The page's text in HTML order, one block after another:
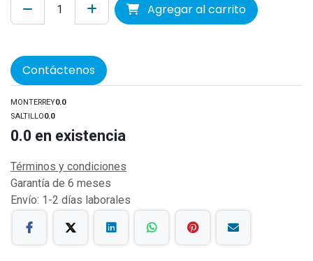
Agregar al carrito
Contáctenos
MONTERREY0.0
SALTILLO0.0
0.0 en existencia
Términos y condiciones
Garantía de 6 meses
Envío: 1-2 días laborales